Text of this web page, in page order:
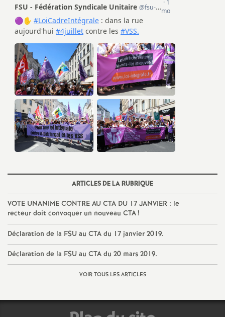
t
s
d
e
S
e
c
o
n
d
d
e
ARTICLES DE LA RUBRIQUE
VOTE UNANIME CONTRE AU CTA DU 17 JANVIER : le
recteur doit convoquer un nouveau CTA!
Déclaration de la FSU au CTA du 17 janvier 2019.
Déclaration de la FSU au CTA du 20 mars 2019.
VOIR TOUS LES ARTICLES